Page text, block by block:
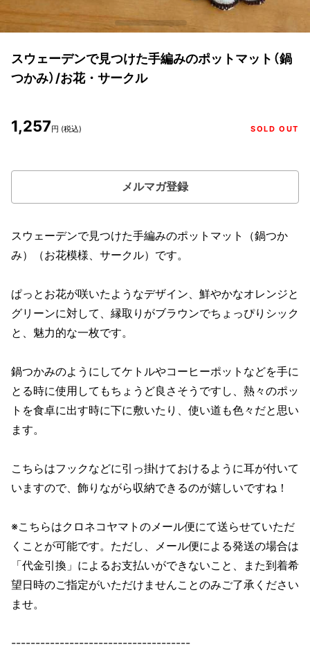
スウェーデンで見つけた手編みのポットマット（鍋
つかみ）/お花・サークル
1,257円 (税込) SOLD OUT
メルマガ登録
スウェーデンで見つけた手編みのポットマット（鍋つか
み）（お花模様、サークル）です。
ぱっとお花が咲いたようなデザイン、鮮やかなオレンジと
グリーンに対して、縁取りがブラウンでちょっぴりシック
と、魅力的な一枚です。
鍋つかみのようにしてケトルやコーヒーポットなどを手に
とる時に使用してもちょうど良さそうですし、熱々のポッ
トを食卓に出す時に下に敷いたり、使い道も色々だと思い
ます。
こちらはフックなどに引っ掛けておけるように耳が付いて
いますので、飾りながら収納できるのが嬉しいですね！
※こちらはクロネコヤマトのメール便にて送らせていただ
くことが可能です。ただし、メール便による発送の場合は
「代金引換」によるお支払いができないこと、また到着希
望日時のご指定がいただけませんことのみご了承ください
ませ。
-------------------------------------